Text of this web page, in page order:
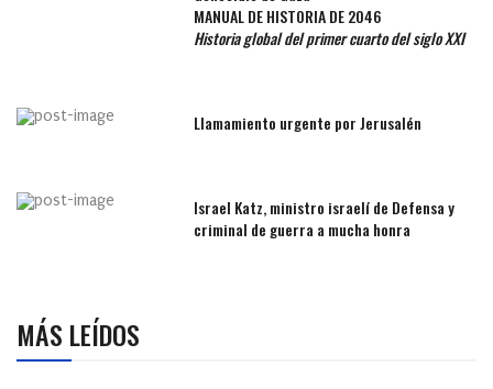
MANUAL DE HISTORIA DE 2046
Historia global del primer cuarto del siglo XXI
Llamamiento urgente por Jerusalén
Israel Katz, ministro israelí de Defensa y
criminal de guerra a mucha honra
MÁS LEÍDOS